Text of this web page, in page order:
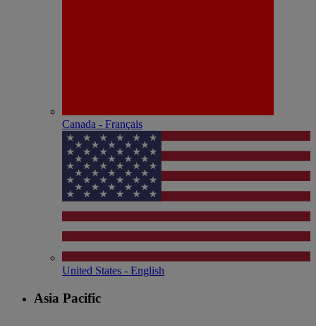
Canada - Français
United States - English
Asia Pacific